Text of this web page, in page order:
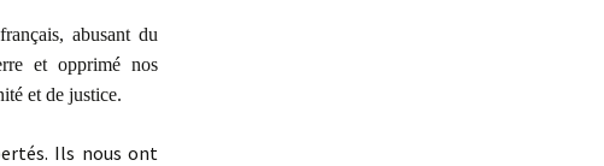
abusant du
et opprimé nos
et de justice.
Ils nous ont